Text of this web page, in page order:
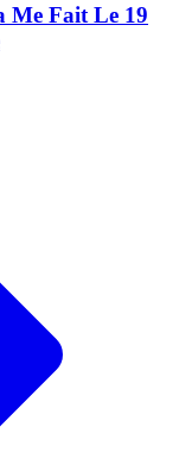
Me Fait Le 19